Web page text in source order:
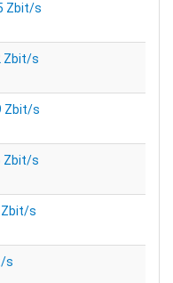
Zbit/s
Zbit/s
Zbit/s
Zbit/s
Zbit/s
s